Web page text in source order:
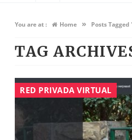
You are at : Home » Posts Tagged
TAG
RED PRIVADA VIRTUAL